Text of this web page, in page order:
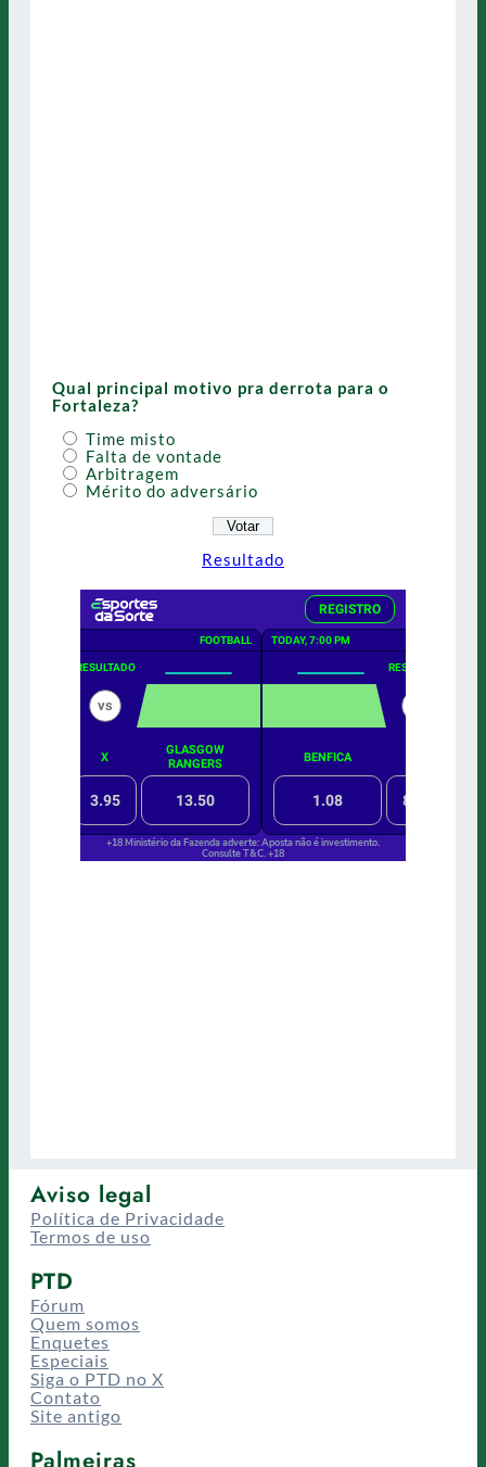
Qual principal motivo pra derrota para o
Fortaleza?
Time misto
Falta de vontade
Arbitragem
Mérito do adversário
Resultado
Aviso legal
Política de Privacidade
Termos de uso
PTD
Fórum
Quem somos
Enquetes
Especiais
Siga o PTD no X
Contato
Site antigo
Palmeiras